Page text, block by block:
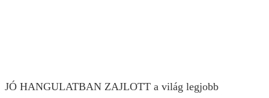
JÓ HANGULATBAN ZAJLOTT a világ legjobb